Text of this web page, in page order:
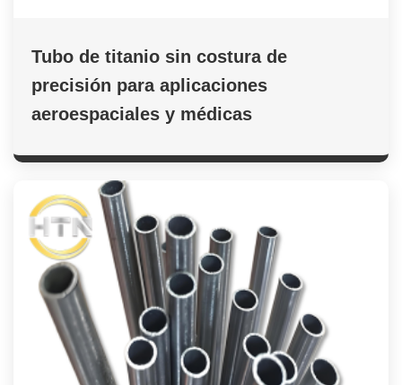
Tubo de titanio sin costura de
precisión para aplicaciones
aeroespaciales y médicas